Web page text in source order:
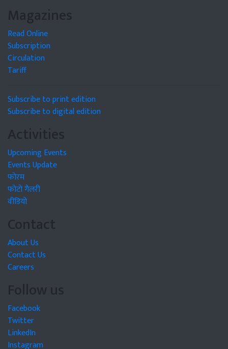
Magazines
Read Online
Subscription
Circulation
Tariff
Subscribe to print edition
Subscribe to digital edition
Activities
Upcoming Events
Events Update
फोरम
फोटो गैलरी
वीडियो
Contact
About Us
Contact Us
Careers
Follow us
Facebook
Twitter
LinkedIn
Instagram